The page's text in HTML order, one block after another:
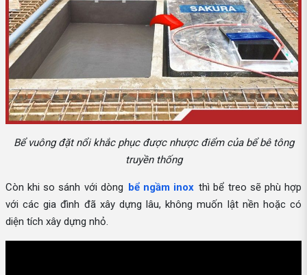
Bể vuông đặt nổi khắc phục được nhược điểm của bể bê tông
truyền thống
Còn khi so sánh với dòng bể ngầm inox thì bể treo sẽ phù hợp
với các gia đình đã xây dựng lâu, không muốn lật nền hoặc có
diện tích xây dựng nhỏ.